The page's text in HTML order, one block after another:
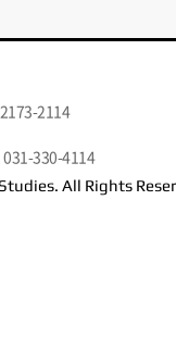
2114
031-330-4114
All Rights